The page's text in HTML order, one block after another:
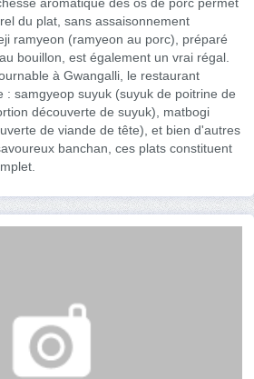
du plat, sans assaisonnement
ramyeon (ramyeon au porc), préparé
bouillon, est également un vrai régal.
à Gwangalli, le restaurant
: samgyeop suyuk (suyuk de poitrine de
découverte de suyuk), matbogi
de viande de tête), et bien d'autres
banchan, ces plats constituent